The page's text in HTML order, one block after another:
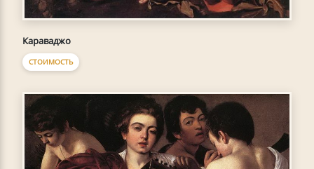
Караваджо
СТОИМОСТЬ